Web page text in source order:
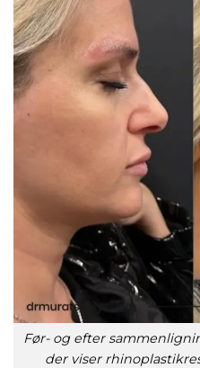
Før- og efter
der viser